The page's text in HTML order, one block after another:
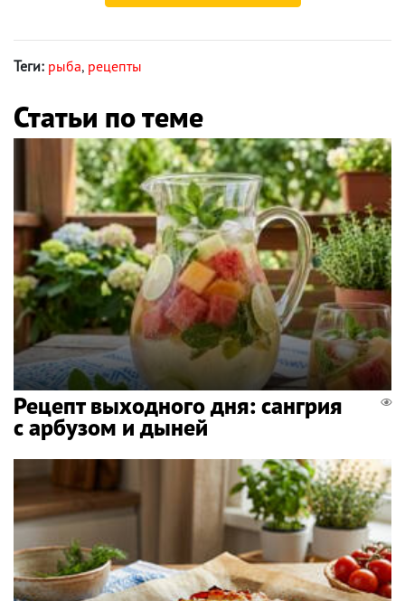
Теги: рыба, рецепты
Статьи по теме
Рецепт выходного дня: сангрия
с арбузом и дыней